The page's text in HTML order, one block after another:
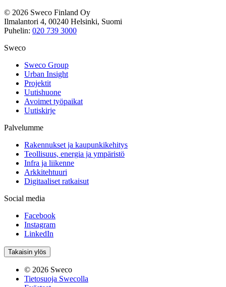
© 2026 Sweco Finland Oy
Ilmalantori 4, 00240 Helsinki, Suomi
Puhelin: 020 739 3000
Sweco
Sweco Group
Urban Insight
Projektit
Uutishuone
Avoimet työpaikat
Uutiskirje
Palvelumme
Rakennukset ja kaupunkikehitys
Teollisuus, energia ja ympäristö
Infra ja liikenne
Arkkitehtuuri
Digitaaliset ratkaisut
Social media
Facebook
Instagram
LinkedIn
Takaisin ylös
© 2026 Sweco
Tietosuoja Swecolla